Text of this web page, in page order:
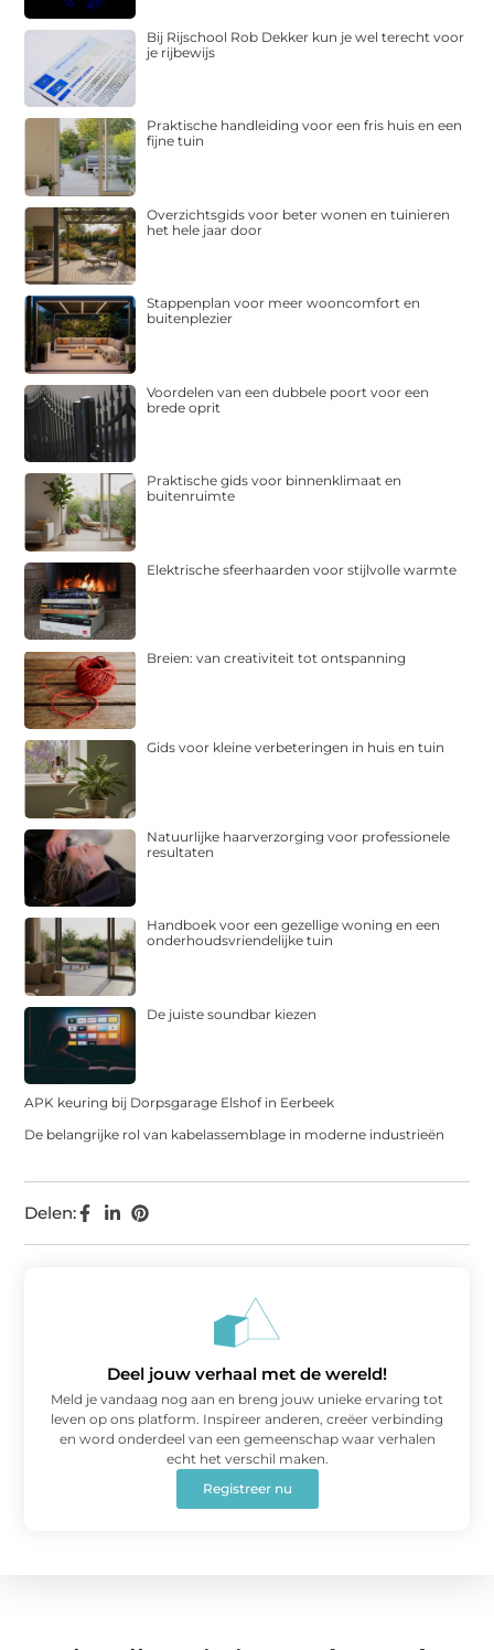
Delen:
Bij Rijschool Rob Dekker kun je wel terecht voor
je rijbewijs
Praktische handleiding voor een fris huis en een
fijne tuin
Overzichtsgids voor beter wonen en tuinieren
het hele jaar door
Stappenplan voor meer wooncomfort en
buitenplezier
Voordelen van een dubbele poort voor een
brede oprit
Praktische gids voor binnenklimaat en
buitenruimte
Elektrische sfeerhaarden voor stijlvolle warmte
Breien: van creativiteit tot ontspanning
Gids voor kleine verbeteringen in huis en tuin
Natuurlijke haarverzorging voor professionele
resultaten
Handboek voor een gezellige woning en een
onderhoudsvriendelijke tuin
De juiste soundbar kiezen
APK keuring bij Dorpsgarage Elshof in Eerbeek
De belangrijke rol van kabelassemblage in moderne industrieën
Deel jouw verhaal met de wereld!
Meld je vandaag nog aan en breng jouw unieke ervaring tot
leven op ons platform. Inspireer anderen, creëer verbinding
en word onderdeel van een gemeenschap waar verhalen
echt het verschil maken.
Registreer nu